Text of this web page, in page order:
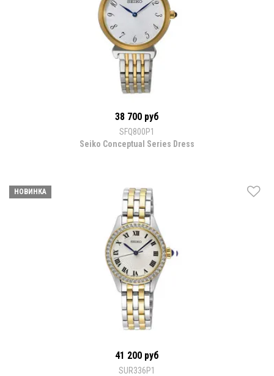
38 700 руб
SFQ800P1
Seiko Conceptual Series Dress
НОВИНКА
41 200 руб
SUR336P1